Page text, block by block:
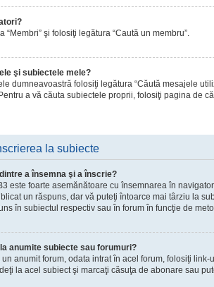
“Membri” şi folosiţi legătura “Caută un membru”.
şi subiectele mele?
dumneavoastră folosiţi legătura “Căută mesajele
a vă căuta subiectele proprii, folosiţi pagina de
la subiecte
a însemna şi a înscrie?
este foarte asemănătoare cu însemnarea în
un răspuns, dar vă puteţi întoarce mai târziu la
în subiectul respectiv sau în forum în funcţie de
anumite subiecte sau forumuri?
anumit forum, odata intrat în acel forum, folosiţi
la acel subiect şi marcaţi căsuţa de abonare sau